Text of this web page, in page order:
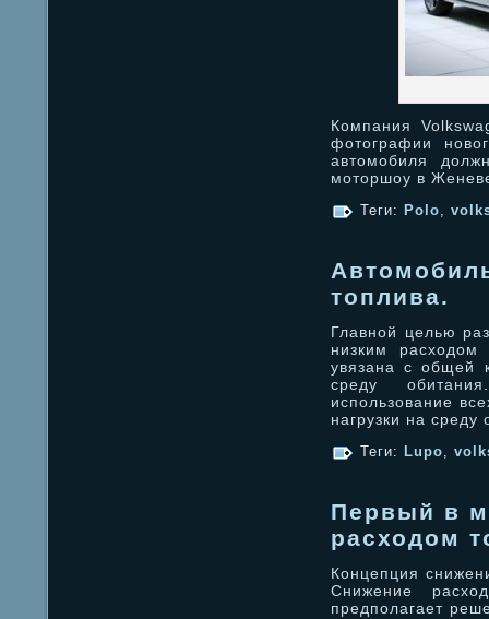
Компания
фотографии
автомобиля
моторшоу в
Теги: Polo,
топлива.
Главной целью
низким
увязана с общей
среду
использование
нагрузки на
Теги: Lupo,
Первый в
расходом
Концепция
Снижение
предполагает